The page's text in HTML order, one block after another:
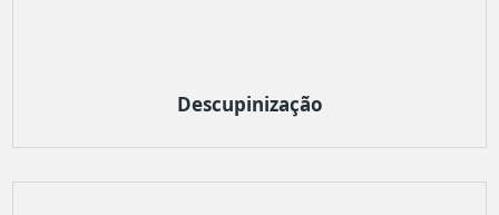
Descupinização